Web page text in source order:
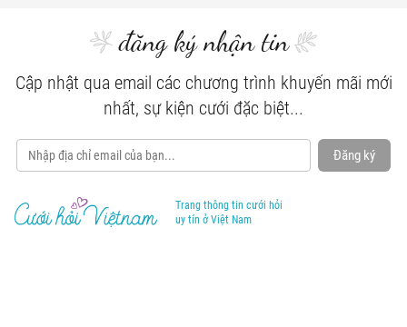
đăng ký nhận tin
Cập nhật qua email các chương trình khuyến mãi mới
nhất, sự kiện cưới đặc biệt...
Đăng ký
Trang thông tin cưới hỏi
uy tín ở Việt Nam